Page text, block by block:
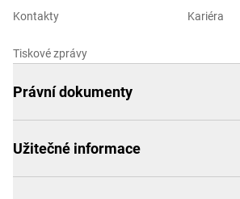
Kontakty
Tiskové zprávy
Kariéra
Právní dokumenty
Užitečné informace